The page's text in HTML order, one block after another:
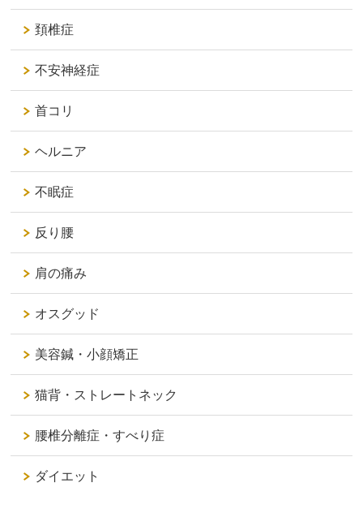
頚椎症
不安神経症
首コリ
ヘルニア
不眠症
反り腰
肩の痛み
オスグッド
美容鍼・小顔矯正
猫背・ストレートネック
腰椎分離症・すべり症
ダイエット